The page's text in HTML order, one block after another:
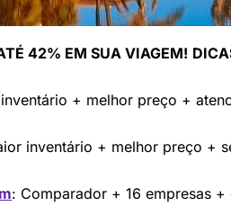
42% EM SUA VIAGEM!
+ melhor preço +
inventário + melhor preço +
: Comparador + 16 empresas